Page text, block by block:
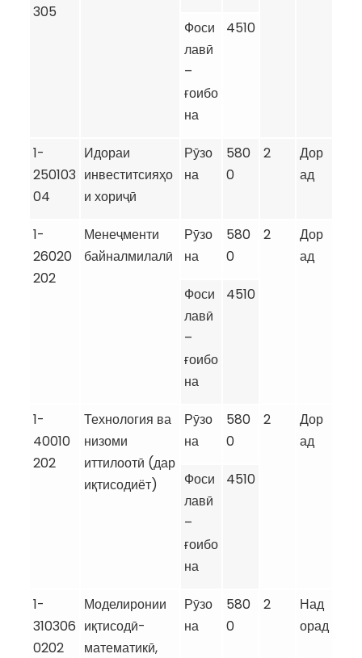
305
Фоси
лавӣ
–
ғоибо
на
4510
1-
250103
04
Идораи
инвеститсияҳо
и хориҷӣ
Рӯзо
на
580
0
2
Дор
ад
1-
26020
202
Менеҷменти
байналмилалӣ
Рӯзо
на
580
0
2
Дор
ад
Фоси
лавӣ
–
ғоибо
на
4510
1-
40010
202
Технология ва
низоми
иттилоотӣ (дар
иқтисодиёт)
Рӯзо
на
580
0
2
Дор
ад
Фоси
лавӣ
–
ғоибо
на
4510
1-
310306
0202
Моделиронии
иқтисодӣ-
математикӣ,
Рӯзо
на
580
0
2
Над
орад